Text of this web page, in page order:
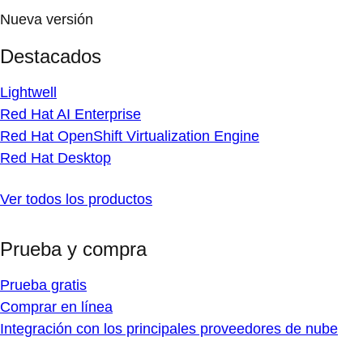
Nueva versión
Destacados
Lightwell
Red Hat AI Enterprise
Red Hat OpenShift Virtualization Engine
Red Hat Desktop
Ver todos los productos
Prueba y compra
Prueba gratis
Comprar en línea
Integración con los principales proveedores de nube